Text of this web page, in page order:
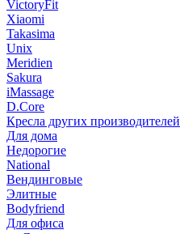
VictoryFit
Xiaomi
Takasima
Unix
Meridien
Sakura
iMassage
D.Core
Кресла других производителей
Для дома
Недорогие
National
Вендинговые
Элитные
Bodyfriend
Для офиса